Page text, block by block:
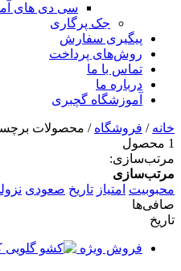
سی دی های
جک پرگاری
پیگیری سفارش
روش‌های پرداخت
تماس با ما
درباره ما
آموزشگاه گچبری
خانه / فروشگاه / محصولات
1 محصول
مرتب‌سازی:
مرتب‌سازی
محبوبیت امتیاز تاریخ صعودی
صافی‌ها
تاریخ
فروش ویژه